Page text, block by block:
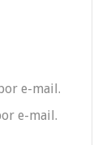
e-mail.
e-mail.